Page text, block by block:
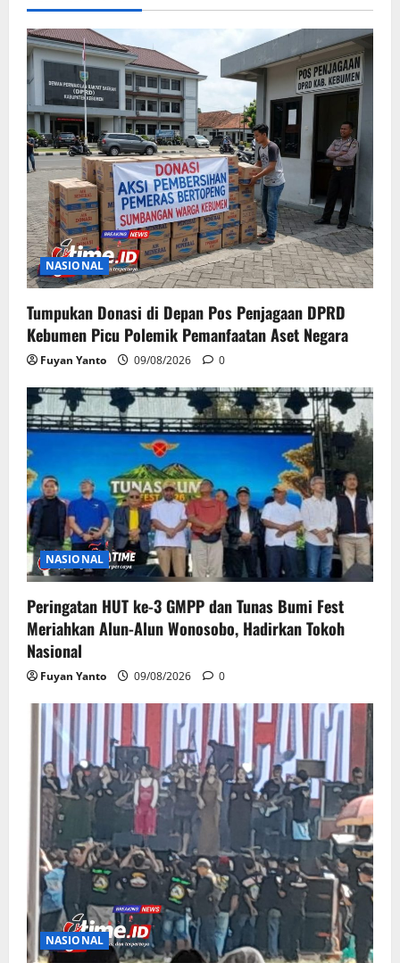
NASIONAL
Tumpukan Donasi di Depan Pos Penjagaan DPRD
Kebumen Picu Polemik Pemanfaatan Aset Negara
Fuyan Yanto 09/08/2026 0
NASIONAL
Peringatan HUT ke-3 GMPP dan Tunas Bumi Fest
Meriahkan Alun-Alun Wonosobo, Hadirkan Tokoh
Nasional
Fuyan Yanto 09/08/2026 0
NASIONAL